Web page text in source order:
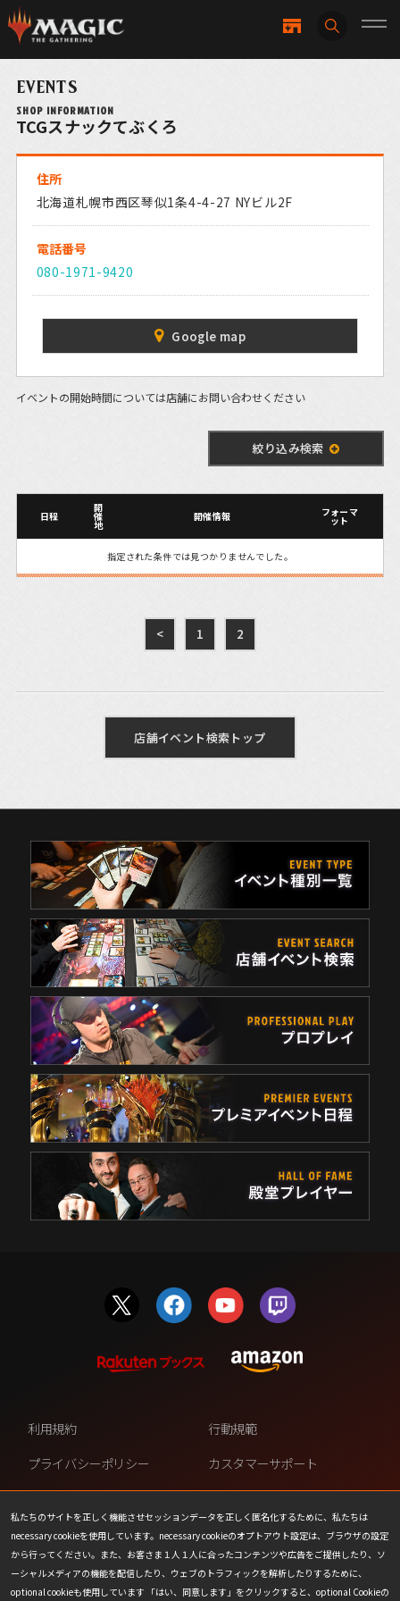
EVENTS
SHOP INFORMATION
TCGスナックてぶくろ
住所
北海道札幌市西区琴似1条4-4-27 NYビル2F
電話番号
080-1971-9420
Google map
イベントの開始時間については店舗にお問い合わせください
絞り込み検索
日程
開
催
地
開催情報 フォーマ
ット
指定された条件では見つかりませんでした。
< 1 2
店舗イベント検索トップ
私たちのサイトを正しく機能させセッションデータを正しく匿名化するために、私たちは
necessary cookieを使用しています。necessary cookieのオプトアウト設定は、ブラウザの設定
から行ってください。また、お客さま１人１人に合ったコンテンツや広告をご提供したり、ソ
ーシャルメディアの機能を配信したり、ウェブのトラフィックを解析したりするために、
optional cookieも使用しています 「はい、同意します」をクリックすると、optional Cookieの
利用規約
行動規範
プライバシーポリシー
カスタマーサポート
ファンコンテンツ・ポリシー
個人情報の販売や共有を許可し
ない
COOKIE
プレスリリース
会社情報
お問い合わせ